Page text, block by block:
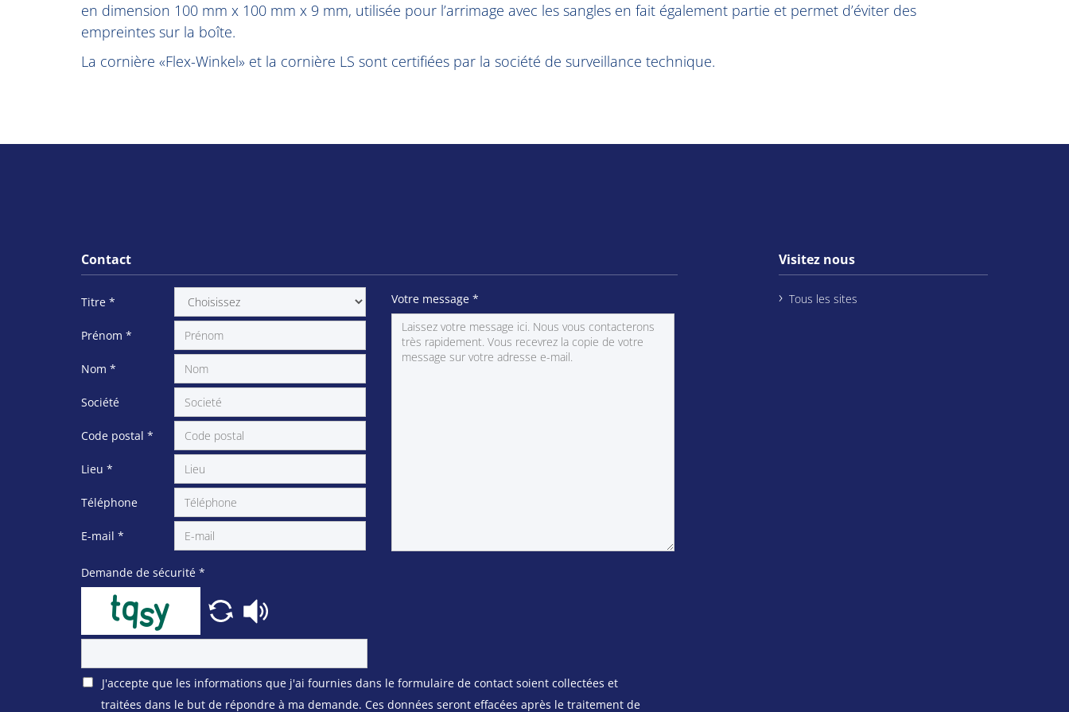
en dimension 100 mm x 100 mm x 9 mm, utilisée pour l’arrimage avec les sangles en fait également partie et permet d’éviter des
empreintes sur la boîte.
La cornière «Flex-Winkel» et la cornière LS sont certifiées par la société de surveillance technique.
Contact
Titre *
Prénom *
Nom *
Société
Code postal *
Lieu *
Téléphone
E-mail *
Votre message *
Demande de sécurité *
J'accepte que les informations que j'ai fournies dans le formulaire de contact soient collectées et
traitées dans le but de répondre à ma demande. Ces données seront effacées après le traitement de
Visitez nous
Tous les sites